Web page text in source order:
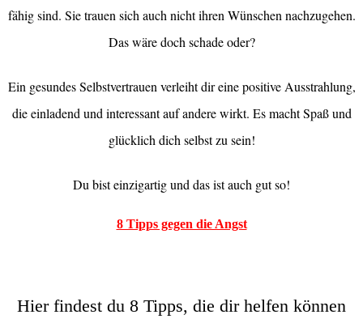
fähig sind. Sie trauen sich auch nicht ihren Wünschen nachzugehen.
Das wäre doch schade oder?
Ein gesundes Selbstvertrauen verleiht dir eine positive Ausstrahlung,
die einladend und interessant auf andere wirkt. Es macht Spaß und
glücklich dich selbst zu sein!
Du bist einzigartig und das ist auch gut so!
8 Tipps gegen die Angst
Hier findest du 8 Tipps, die dir helfen können